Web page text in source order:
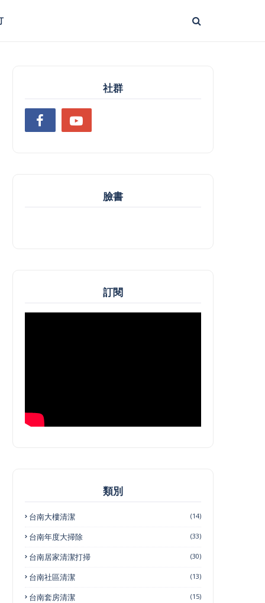
社群
臉書
訂閱
類別
台南大樓清潔 (14)
台南年度大掃除 (33)
台南居家清潔打掃 (30)
台南社區清潔 (13)
台南套房清潔 (15)